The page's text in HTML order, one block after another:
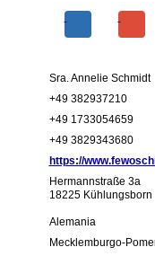
Sra. Annelie Schmidt
+49 382937210
+49 1733054659
+49 3829343680
https://
Hermannstraße 3a
18225 Kühlungsborn
Alemania
Mecklemburgo-